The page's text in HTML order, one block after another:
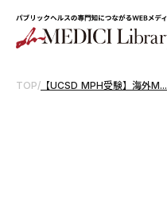
TOP/ 【UCSD MPH受験】海外M...